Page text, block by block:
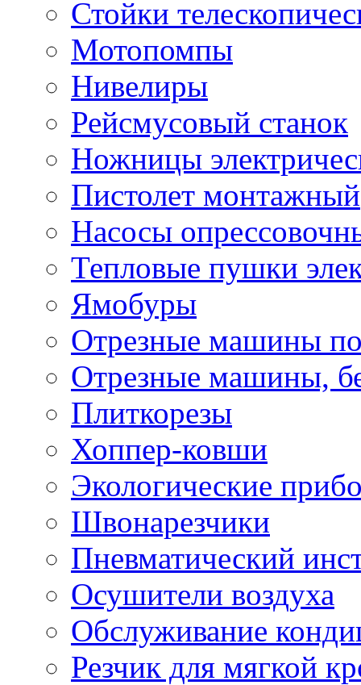
Стойки
Мотопомпы
Нивелиры
Рейсмусовый станок
Ножницы
Пистолет монтажный
Насосы
Тепловые пушки
Ямобуры
Отрезные машины
Отрезные машины,
Плиткорезы
Хоппер-ковши
Экологические
Швонарезчики
Пневматический
Осушители воздуха
Обслуживание
Резчик для мягкой